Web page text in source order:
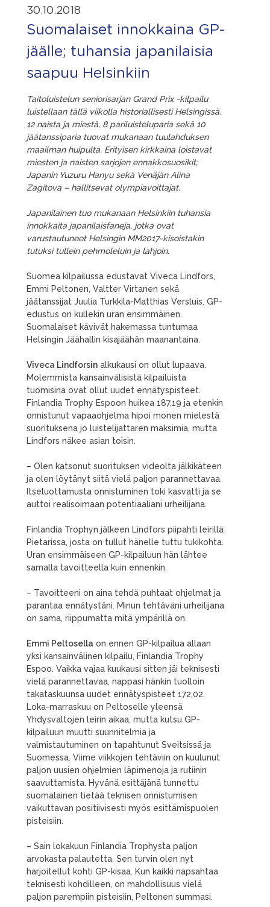
30.10.2018
Suomalaiset innokkaina GP-
jäälle; tuhansia japanilaisia
saapuu Helsinkiin
Taitoluistelun seniorisarjan Grand Prix -kilpailu
luistellaan tällä viikolla historiallisesti Helsingissä.
12 naista ja miestä, 8 pariluisteluparia sekä 10
jäätanssiparia tuovat mukanaan tuulahduksen
maailman huipulta. Erityisen kirkkaina loistavat
miesten ja naisten sarjojen ennakkosuosikit;
Japanin Yuzuru Hanyu sekä Venäjän Alina
Zagitova – hallitsevat olympiavoittajat.
Japanilainen tuo mukanaan Helsinkiin tuhansia
innokkaita japanilaisfaneja, jotka ovat
varustautuneet Helsingin MM2017-kisoistakin
tutuksi tullein pehmoleluin ja lahjoin.
Suomea kilpailussa edustavat Viveca Lindfors,
Emmi Peltonen, Valtter Virtanen sekä
jäätanssijat Juulia Turkkila-Matthias Versluis. GP-
edustus on kullekin uran ensimmäinen.
Suomalaiset kävivät hakemassa tuntumaa
Helsingin Jäähallin kisajäähän maanantaina.
Viveca Lindforsin alkukausi on ollut lupaava.
Molemmista kansainvälisistä kilpailuista
tuomisina ovat ollut uudet ennätyspisteet.
Finlandia Trophy Espoon huikea 187,19 ja etenkin
onnistunut vapaaohjelma hipoi monen mielestä
suorituksena jo luistelijattaren maksimia, mutta
Lindfors näkee asian toisin.
– Olen katsonut suorituksen videolta jälkikäteen
ja olen löytänyt siitä vielä paljon parannettavaa.
Itseluottamusta onnistuminen toki kasvatti ja se
auttoi realisoimaan potentiaaliani urheilijana.
Finlandia Trophyn jälkeen Lindfors piipahti leirillä
Pietarissa, josta on tullut hänelle tuttu tukikohta.
Uran ensimmäiseen GP-kilpailuun hän lähtee
samalla tavoitteella kuin ennenkin.
– Tavoitteeni on aina tehdä puhtaat ohjelmat ja
parantaa ennätystäni. Minun tehtäväni urheilijana
on sama, riippumatta mitä ympärillä on.
Emmi Peltosella on ennen GP-kilpailua allaan
yksi kansainvälinen kilpailu, Finlandia Trophy
Espoo. Vaikka vajaa kuukausi sitten jäi teknisesti
vielä parannettavaa, nappasi hänkin tuolloin
takataskuunsa uudet ennätyspisteet 172,02.
Loka-marraskuu on Peltoselle yleensä
Yhdysvaltojen leirin aikaa, mutta kutsu GP-
kilpailuun muutti suunnitelmia ja
valmistautuminen on tapahtunut Sveitsissä ja
Suomessa. Viime viikkojen tehtäviin on kuulunut
paljon uusien ohjelmien läpimenoja ja rutiinin
saavuttamista. Hyvänä esittäjänä tunnettu
suomalainen tietää teknisen onnistumisen
vaikuttavan positiivisesti myös esittämispuolen
pisteisiin.
– Sain lokakuun Finlandia Trophysta paljon
arvokasta palautetta. Sen turvin olen nyt
harjoitellut kohti GP-kisaa. Kun kaikki napsahtaa
teknisesti kohdilleen, on mahdollisuus vielä
paljon parempiin pisteisiin, Peltonen summasi.